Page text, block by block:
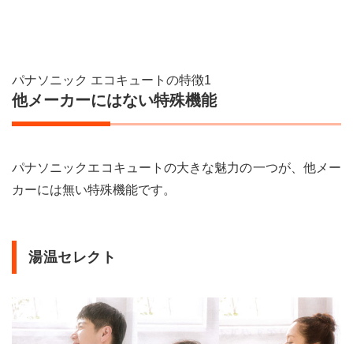
パナソニック エコキュートの特徴1
他メーカーにはない特殊機能
パナソニックエコキュートの大きな魅力の一つが、他メー
カーには無い特殊機能です。
湯温セレクト